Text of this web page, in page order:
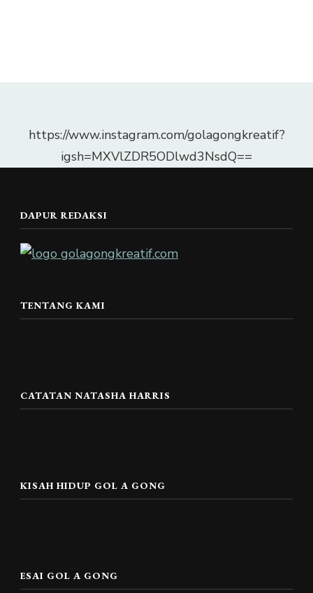
https://www.instagram.com/golagongkreatif?
igsh=MXVlZDR5ODlwd3NsdQ==
DAPUR REDAKSI
TENTANG KAMI
CATATAN NATASHA HARRIS
KISAH HIDUP GOL A GONG
ESAI GOL A GONG